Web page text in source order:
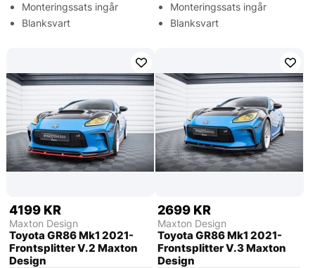
Monteringssats ingår
Blanksvart
Monteringssats ingår
Blanksvart
4199 KR
Maxton Design
Toyota GR86 Mk1 2021-
Frontsplitter V.2 Maxton
Design
2699 KR
Maxton Design
Toyota GR86 Mk1 2021-
Frontsplitter V.3 Maxton
Design